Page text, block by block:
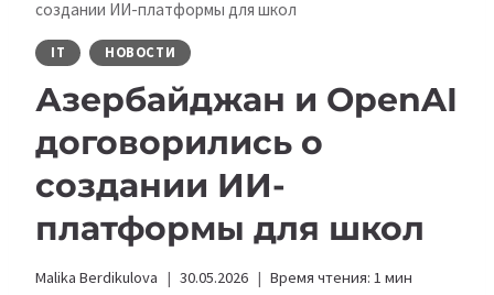
создании ИИ-платформы для школ
IT НОВОСТИ
Азербайджан и OpenAI
договорились о
создании ИИ-
платформы для школ
Malika Berdikulova 30.05.2026 Время чтения: 1 мин